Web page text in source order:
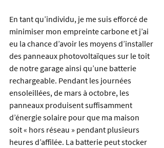
En tant qu’individu, je me suis efforcé de
minimiser mon empreinte carbone et j’ai
eu la chance d’avoir les moyens d’installer
des panneaux photovoltaïques sur le toit
de notre garage ainsi qu’une batterie
rechargeable. Pendant les journées
ensoleillées, de mars à octobre, les
panneaux produisent suffisamment
d’énergie solaire pour que ma maison
soit « hors réseau » pendant plusieurs
heures d’affilée. La batterie peut stocker